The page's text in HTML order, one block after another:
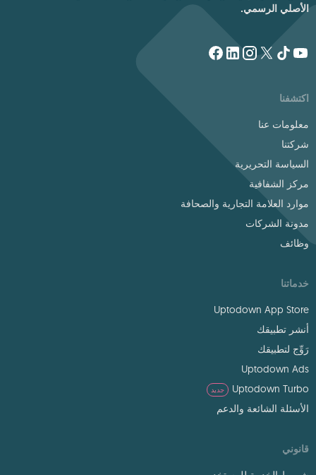
الأصلي الرسمي.
اكتشفنا
معلومات عنا
شركتنا
السياسة التحريرية
مركز الشفافية
موارد العلامة التجارية والصحافة
مدونة الشركات
وظائف
خدماتنا
Uptodown App Store
أنشر تطبيقك
رَوِّج لتطبيقك
Uptodown Ads
Uptodown Turbo
جديد
الأسئلة الشائعة والدعم
قانوني